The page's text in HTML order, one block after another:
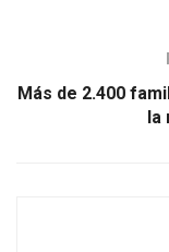
Más de 2.400
la